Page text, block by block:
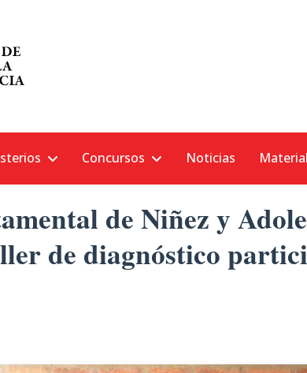
Concursos Noticias
de Niñez y
de diagnóstico